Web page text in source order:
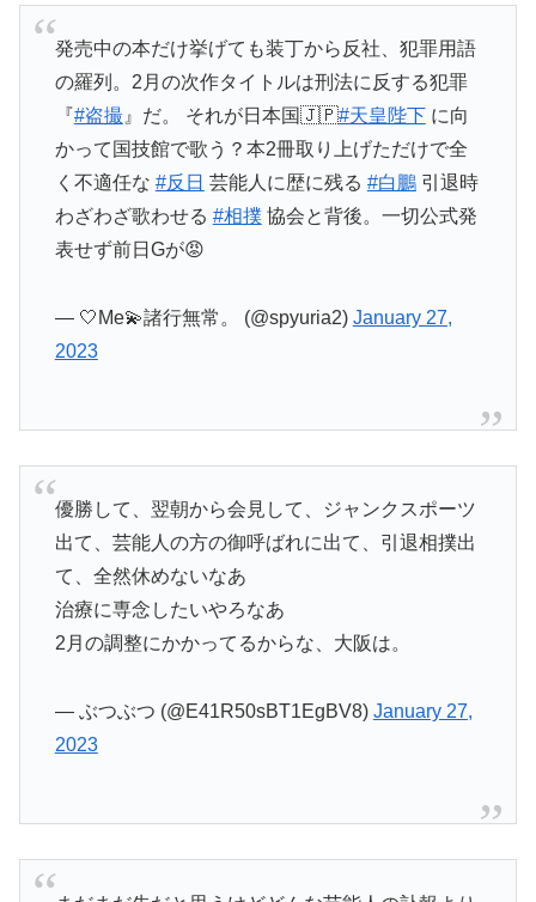
発売中の本だけ挙げても装丁から反社、犯罪用語
の羅列。2月の次作タイトルは刑法に反する犯罪
『#盗撮 』だ。 それが日本国🇯🇵#天皇陛下に向
かって国技館で歌う？本2冊取り上げただけで全
く不適任な #反日 芸能人に歴に残る #白鵬引退時
わざわざ歌わせる #相撲協会と背後。一切公式発
表せず前日Gが😡
— 🤍Me💫諸行無常。 (@spyuria2) January 27,
2023
優勝して、翌朝から会見して、ジャンクスポーツ
出て、芸能人の方の御呼ばれに出て、引退相撲出
て、全然休めないなあ
治療に専念したいやろなあ
2月の調整にかかってるからな、大阪は。
— ぶつぶつ (@E41R50sBT1EgBV8) January 27,
2023